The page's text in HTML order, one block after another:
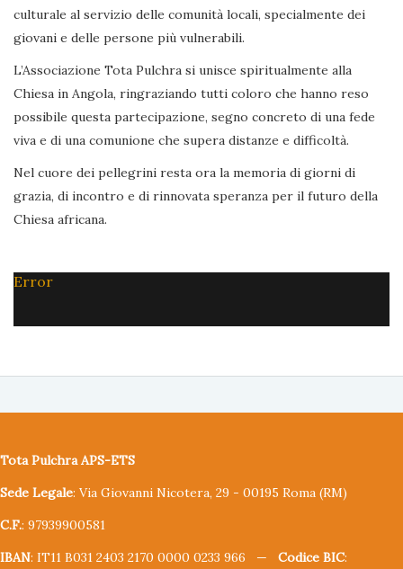
culturale al servizio delle comunità locali, specialmente dei
giovani e delle persone più vulnerabili.
L’Associazione Tota Pulchra si unisce spiritualmente alla
Chiesa in Angola, ringraziando tutti coloro che hanno reso
possibile questa partecipazione, segno concreto di una fede
viva e di una comunione che supera distanze e difficoltà.
Nel cuore dei pellegrini resta ora la memoria di giorni di
grazia, di incontro e di rinnovata speranza per il futuro della
Chiesa africana.
Error
Tota Pulchra APS-ETS
Sede Legale: Via Giovanni Nicotera, 29 - 00195 Roma (RM)
C.F.: 97939900581
IBAN: IT11 B031 2403 2170 0000 0233 966 — Codice BIC: